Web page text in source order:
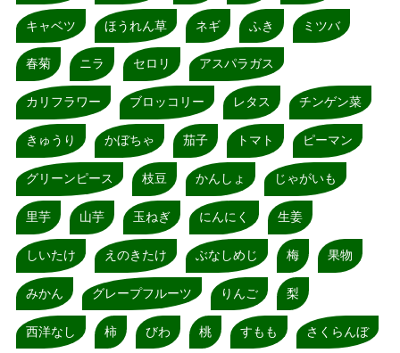
キャベツ ほうれん草 ネギ ふき ミツバ
春菊 ニラ セロリ アスパラガス
カリフラワー ブロッコリー レタス チンゲン菜
きゅうり かぼちゃ 茄子 トマト ピーマン
グリーンピース 枝豆 かんしょ じゃがいも
里芋 山芋 玉ねぎ にんにく 生姜
しいたけ えのきたけ ぶなしめじ 梅 果物
みかん グレープフルーツ りんご 梨
西洋なし 柿 びわ 桃 すもも さくらんぼ